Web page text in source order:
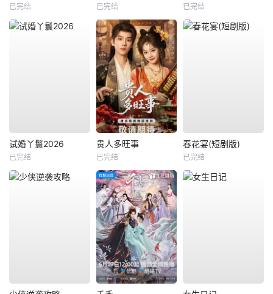
已完结 已完结 已完结
试婚丫鬟2026
已完结
贵人多旺事
已完结
春花宴(短剧版)
已完结